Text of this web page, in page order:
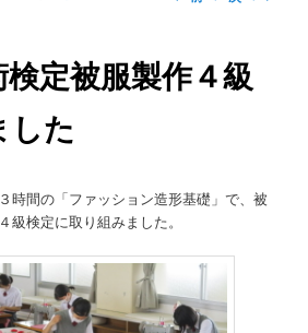
定被服製作４級
した
時間の「ファッション造形基礎」で、被
級検定に取り組みました。